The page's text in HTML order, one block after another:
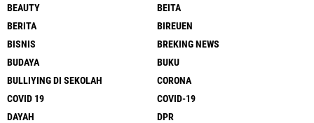
BEAUTY
BEITA
BERITA
BIREUEN
BISNIS
BREKING NEWS
BUDAYA
BUKU
BULLIYING DI SEKOLAH
CORONA
COVID 19
COVID-19
DAYAH
DPR